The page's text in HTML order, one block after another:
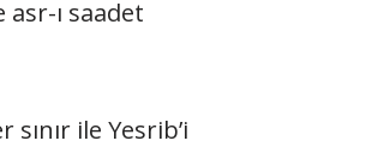
ile Yesrib’i